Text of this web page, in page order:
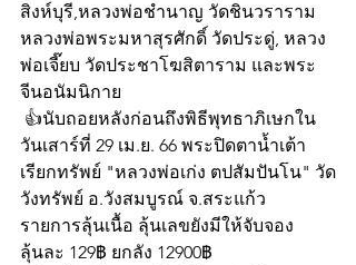
สิงห์บุรี,หลวงพ่อชำนาญ วัดชินวราราม
หลวงพ่อพระมหาสุรศักดิ์ วัดประดู่, หลวง
พ่อเจี๊ยบ วัดประชาโฆสิตาราม และพระ
จีนอนัมนิกาย
วันเสาร์ที่ 29 เม.ย. 66 พระปิดตาน้ำเต้า
เรียกทรัพย์ "หลวงพ่อเก่ง ตปสัมปันโน" วัด
วังทรัพย์ อ.วังสมบูรณ์ จ.สระแก้ว
รายการลุ้นเนื้อ ลุ้นเลขยังมีให้จับจอง
ลุ้นละ 129฿ ยกลัง 12900฿